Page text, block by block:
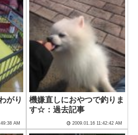
がり
AM
機嫌直しにおやつで釣りま
す☆：過去記事
2009.01.16 11:42:42 AM